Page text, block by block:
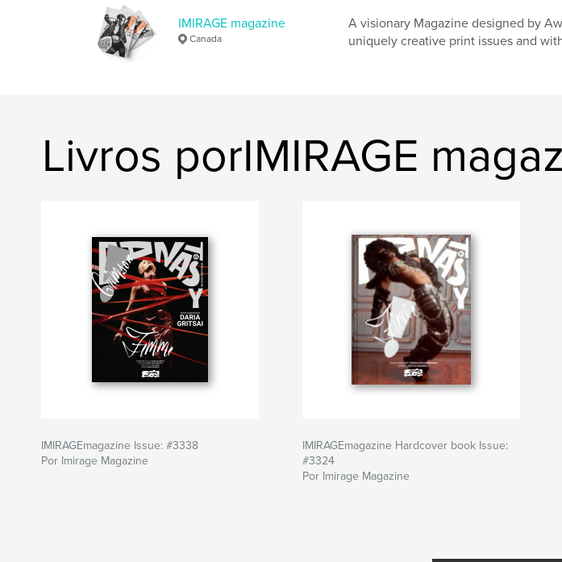
IMIRAGE magazine
Canada
A visionary Magazine designed by
uniquely creative print issues and
Livros porIMIRAGE
IMIRAGEmagazine Issue: #3338
Por Imirage Magazine
IMIRAGEmagazine Hardcover book Issue:
#3324
Por Imirage Magazine